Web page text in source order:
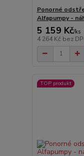
Ponorné
Alfapumpy -
5 159 Kč/ks
4 264 Kč bez
TOP produkt